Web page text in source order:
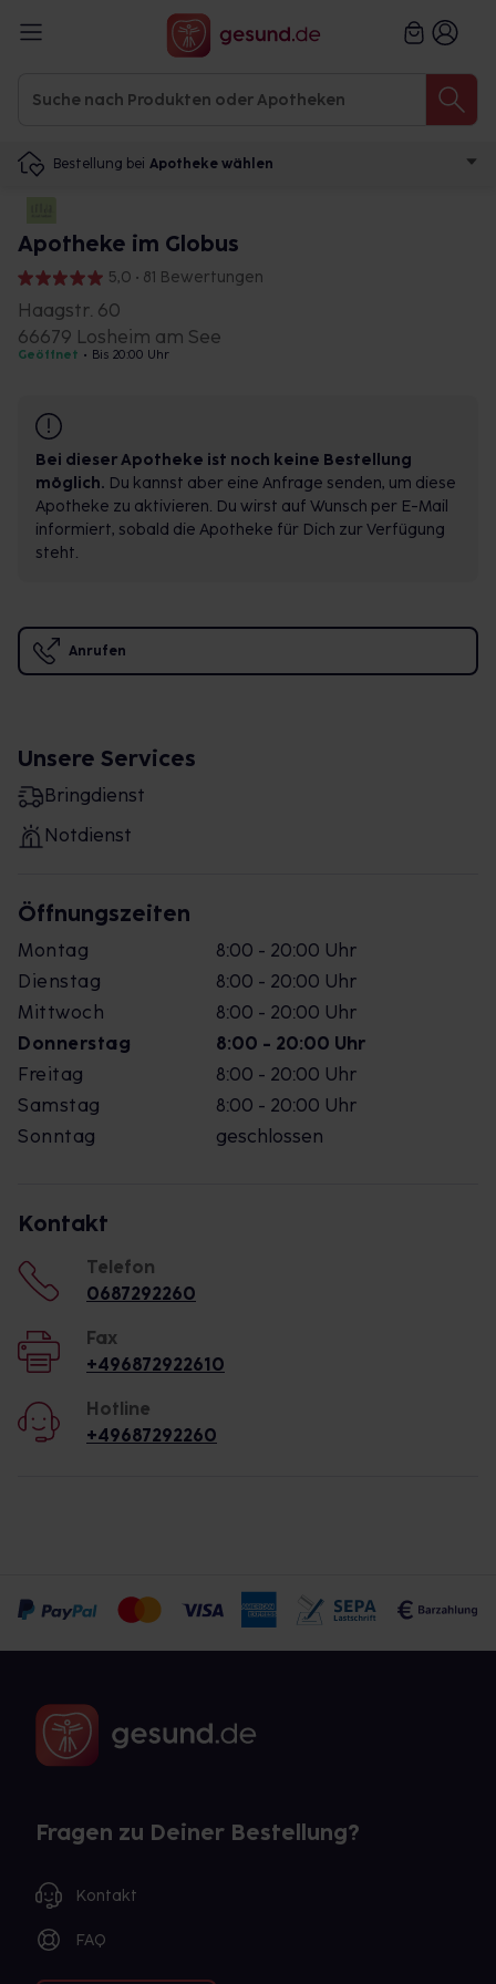
Bestellung bei Apotheke wählen
Apotheke im Globus
5,0 • 81 Bewertungen
Haagstr. 60
66679 Losheim am See
Geöffnet • Bis 20:00 Uhr
Bei dieser Apotheke ist noch keine Bestellung
möglich. Du kannst aber eine Anfrage senden, um diese
Apotheke zu aktivieren. Du wirst auf Wunsch per E-Mail
informiert, sobald die Apotheke für Dich zur Verfügung
steht.
Anrufen
Unsere Services
Bringdienst
Notdienst
Öffnungszeiten
Montag
8:00 - 20:00 Uhr
Dienstag
8:00 - 20:00 Uhr
Mittwoch
8:00 - 20:00 Uhr
Donnerstag
8:00 - 20:00 Uhr
Freitag
8:00 - 20:00 Uhr
Samstag
8:00 - 20:00 Uhr
Sonntag
geschlossen
Kontakt
Telefon
0687292260
Fax
+496872922610
Hotline
+49687292260
Fragen zu Deiner Bestellung?
Kontakt
FAQ